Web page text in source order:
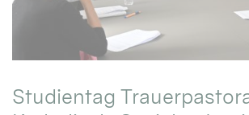
Studientag